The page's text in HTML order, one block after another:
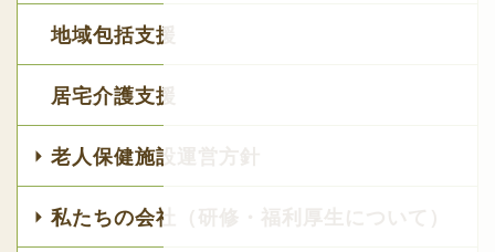
地域包括支援
居宅介護支援
老人保健施設運営方針
私たちの会社（研修・福利厚生について）